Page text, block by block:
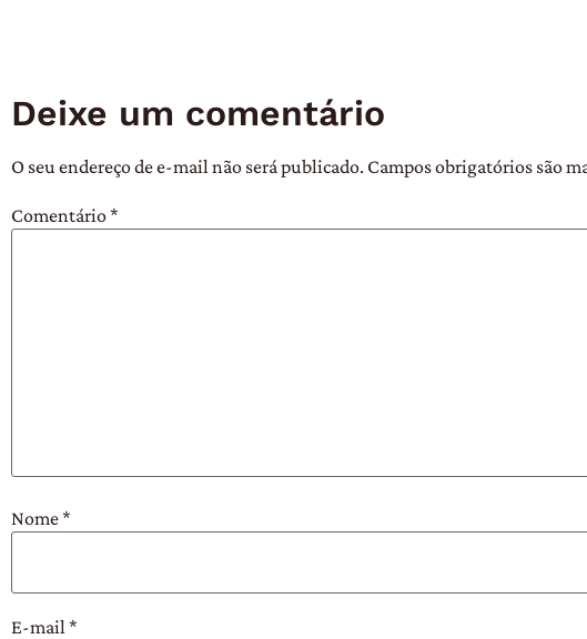
Deixe um comentário
O seu endereço de e-mail não será publicado. Campos obrigatórios são
Comentário*
Nome*
E-mail *